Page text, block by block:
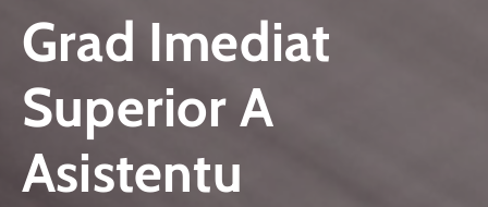
Grad Imediat
Superior A
Asistentu